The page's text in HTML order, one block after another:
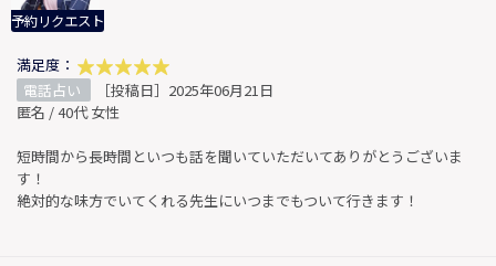
予約リクエスト
満足度：
電話占い
［投稿日］2025年06月21日
匿名 / 40代 女性
短時間から長時間といつも話を聞いていただいてありがとうございま
す！
絶対的な味方でいてくれる先生にいつまでもついて行きます！